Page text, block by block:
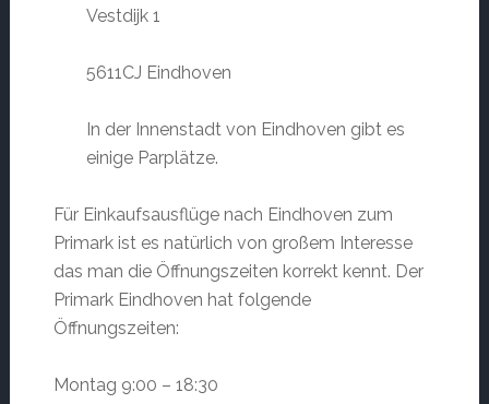
Vestdijk 1
5611CJ Eindhoven
In der Innenstadt von Eindhoven gibt es
einige Parplätze.
Für Einkaufsausflüge nach Eindhoven zum
Primark ist es natürlich von großem Interesse
das man die Öffnungszeiten korrekt kennt. Der
Primark Eindhoven hat folgende
Öffnungszeiten:
Montag 9:00 – 18:30